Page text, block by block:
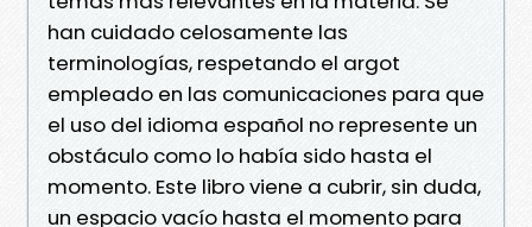
han cuidado celosamente las
terminologías, respetando el argot
empleado en las comunicaciones para que
el uso del idioma español no represente un
obstáculo como lo había sido hasta el
momento. Este libro viene a cubrir, sin duda,
un espacio vacío hasta el momento para